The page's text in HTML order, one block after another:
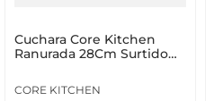
Cuchara Core Kitchen
Ranurada 28Cm Surtido
CORE KITCHEN